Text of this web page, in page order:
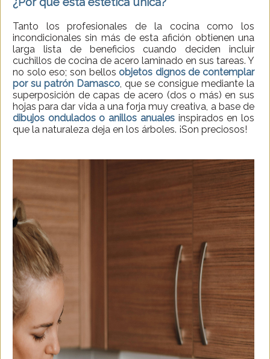
Tanto los profesionales de la cocina como los
incondicionales sin más de esta afición obtienen una
larga lista de beneficios cuando deciden incluir
cuchillos de cocina de acero laminado en sus tareas. Y
no solo eso; son bellos objetos dignos de contemplar
por su patrón Damasco, que se consigue mediante la
superposición de capas de acero (dos o más) en sus
hojas para dar vida a una forja muy creativa, a base de
dibujos ondulados o anillos anualesinspirados en los
que la naturaleza deja en los árboles. ¡Son preciosos!